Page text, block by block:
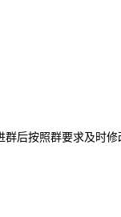
群后按照群要求及时修